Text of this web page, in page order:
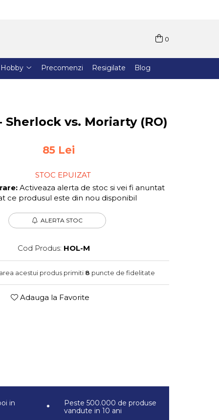
0
Hobby Precomenzi Resigilate Blog
Sherlock vs. Moriarty (RO)
85 Lei
STOC EPUIZAT
Activeaza alerta de stoc si vei fi anuntat
ce produsul este din nou disponibil
ALERTA STOC
Cod Produs: HOL-M
acestui produs primiti 8 puncte de fidelitate
Adauga la Favorite
in
Peste 500.000 de produse
vandute in 10 ani